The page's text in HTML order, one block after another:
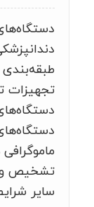
تجهیزات
تشخیص و
سایر